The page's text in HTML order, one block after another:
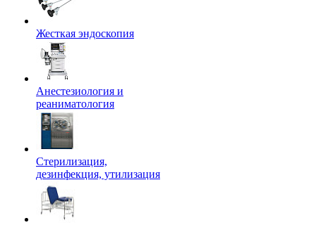
Жесткая эндоскопия
Анестезиология и
реаниматология
Стерилизация,
дезинфекция, утилизация